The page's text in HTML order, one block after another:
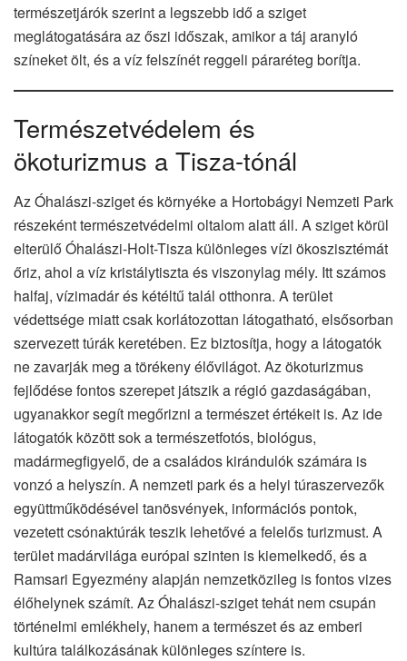
természetjárók szerint a legszebb idő a sziget
meglátogatására az őszi időszak, amikor a táj aranyló
színeket ölt, és a víz felszínét reggeli páraréteg borítja.
Természetvédelem és
ökoturizmus a Tisza-tónál
Az Óhalászi-sziget és környéke a Hortobágyi Nemzeti Park
részeként természetvédelmi oltalom alatt áll. A sziget körül
elterülő Óhalászi-Holt-Tisza különleges vízi ökoszisztémát
őriz, ahol a víz kristálytiszta és viszonylag mély. Itt számos
halfaj, vízimadár és kétéltű talál otthonra. A terület
védettsége miatt csak korlátozottan látogatható, elsősorban
szervezett túrák keretében. Ez biztosítja, hogy a látogatók
ne zavarják meg a törékeny élővilágot. Az ökoturizmus
fejlődése fontos szerepet játszik a régió gazdaságában,
ugyanakkor segít megőrizni a természet értékeit is. Az ide
látogatók között sok a természetfotós, biológus,
madármegfigyelő, de a családos kirándulók számára is
vonzó a helyszín. A nemzeti park és a helyi túraszervezők
együttműködésével tanösvények, információs pontok,
vezetett csónaktúrák teszik lehetővé a felelős turizmust. A
terület madárvilága európai szinten is kiemelkedő, és a
Ramsari Egyezmény alapján nemzetközileg is fontos vizes
élőhelynek számít. Az Óhalászi-sziget tehát nem csupán
történelmi emlékhely, hanem a természet és az emberi
kultúra találkozásának különleges színtere is.